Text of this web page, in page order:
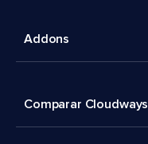
Addons
Comparar Cloudways